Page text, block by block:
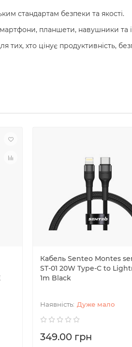
стандартам безпеки та якості.
планшети, навушники та
хто цінує продуктивність,
Кабель Senteo Montes
ST-01 20W Type-C to
1m Black
Дуже мало
349.00 грн